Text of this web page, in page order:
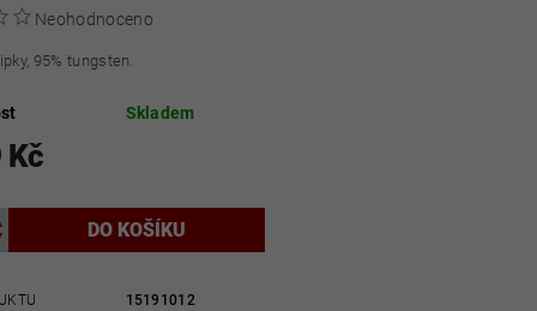
Neohodnoceno
95% tungsten.
Skladem
Kč
15191012